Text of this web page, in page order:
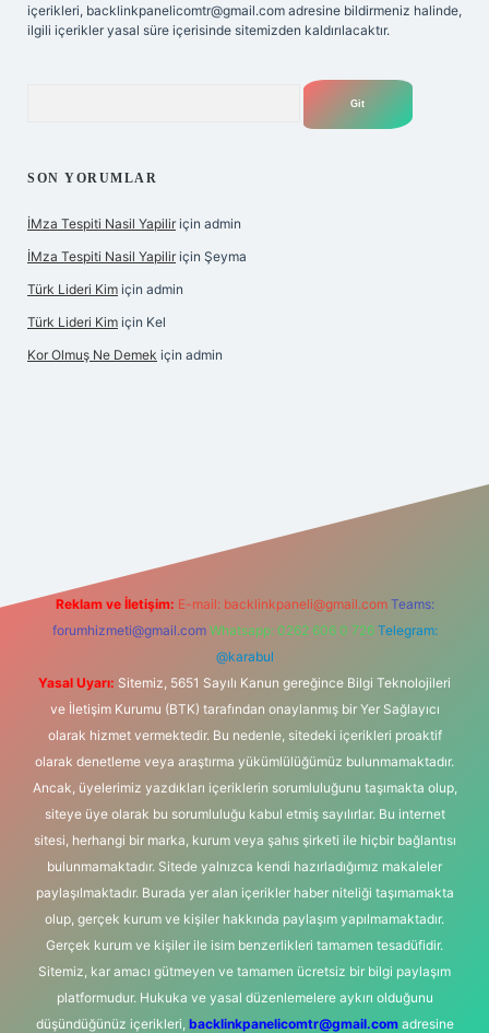
içerikleri, backlinkpanelicomtr@gmail.com adresine bildirmeniz halinde,
ilgili içerikler yasal süre içerisinde sitemizden kaldırılacaktır.
SON YORUMLAR
İMza Tespiti Nasil Yapilir için admin
İMza Tespiti Nasil Yapilir için Şeyma
Türk Lideri Kim için admin
Türk Lideri Kim için Kel
Kor Olmuş Ne Demek için admin
Reklam ve İletişim: E-mail: backlinkpaneli@gmail.com Teams:
forumhizmeti@gmail.com Whatsapp: 0262 606 0 726 Telegram:
@karabul
Yasal Uyarı: Sitemiz, 5651 Sayılı Kanun gereğince Bilgi Teknolojileri
ve İletişim Kurumu (BTK) tarafından onaylanmış bir Yer Sağlayıcı
olarak hizmet vermektedir. Bu nedenle, sitedeki içerikleri proaktif
olarak denetleme veya araştırma yükümlülüğümüz bulunmamaktadır.
Ancak, üyelerimiz yazdıkları içeriklerin sorumluluğunu taşımakta olup,
siteye üye olarak bu sorumluluğu kabul etmiş sayılırlar. Bu internet
sitesi, herhangi bir marka, kurum veya şahıs şirketi ile hiçbir bağlantısı
bulunmamaktadır. Sitede yalnızca kendi hazırladığımız makaleler
paylaşılmaktadır. Burada yer alan içerikler haber niteliği taşımamakta
olup, gerçek kurum ve kişiler hakkında paylaşım yapılmamaktadır.
Gerçek kurum ve kişiler ile isim benzerlikleri tamamen tesadüfidir.
Sitemiz, kar amacı gütmeyen ve tamamen ücretsiz bir bilgi paylaşım
platformudur. Hukuka ve yasal düzenlemelere aykırı olduğunu
düşündüğünüz içerikleri, backlinkpanelicomtr@gmail.comadresine